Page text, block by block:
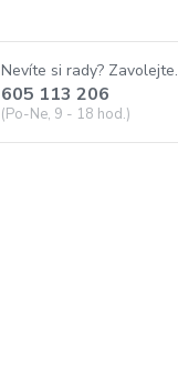
Nevíte si rady? Zavolejte.
605 113 206
(Po-Ne, 9 - 18 hod.)